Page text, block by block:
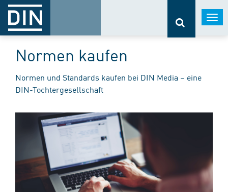
Normen kaufen
Normen und Standards kaufen bei DIN Media – eine
DIN-Tochtergesellschaft